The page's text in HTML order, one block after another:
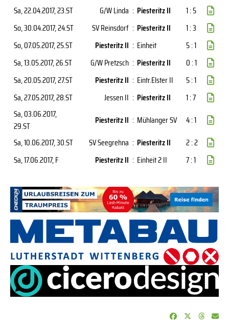
Sa, 22.04.2017, 23.ST G/W Linda : Piesteritz II
1 : 5
So, 30.04.2017, 24.ST SV Reinsdorf : Piesteritz II
1 : 3
So, 07.05.2017, 25.ST Piesteritz II : Einheit
5 : 1
Sa, 13.05.2017, 26.ST G/W Pretzsch : Piesteritz II
0 : 1
Sa, 20.05.2017, 27.ST Piesteritz II : Eintr.Elster II
5 : 1
Sa, 27.05.2017, 28.ST Jessen II : Piesteritz II
1 : 7
Sa, 03.06.2017,
29.ST
Piesteritz II : Mühlanger SV
4 : 1
Sa, 10.06.2017, 30.ST SV Seegrehna : Piesteritz II
2 : 2
Sa, 17.06.2017, F Piesteritz II : Einheit 2 II 7 : 1